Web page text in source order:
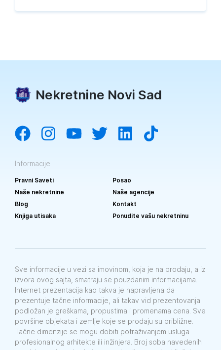
Nekretnine Novi Sad
Informacije
Pravni Saveti
Posao
Naše nekretnine
Naše agencije
Blog
Kontakt
Knjiga utisaka
Ponudite vašu nekretninu
Sve informacije u vezi sa imovinom, koja je na prodaju, a iz
izvora ovog sajta, smatraju se pouzdanim informacijama.
Internet prezentacija kao takva je napravljena da
prezentuje tačne informacije, ali takav vid prezentovanja
podložan je greškama, propustima i promenama cena. Sve
površine objekata i zemlje koje se prodaju su približne.
Tačne dimenzije se mogu dobiti potraživanjem usluga
profesionalnog arhitekte ili inžinjera. Broj soba navedenih